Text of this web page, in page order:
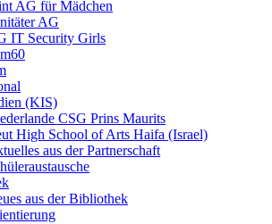
AG für Mädchen
AG
IT Security Girls
(KIS)
CSG Prins Maurits
High School of Arts Haifa (Israel)
aus der Partnerschaft
aus der Bibliothek